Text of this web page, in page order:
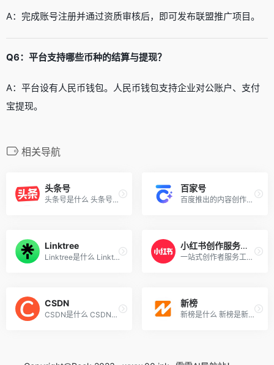
A：完成账号注册并通过资质审核后，即可发布联盟推广项目。
Q6：平台支持哪些币种的结算与提现？
A：平台设有人民币钱包。人民币钱包支持企业对公账户、支付
宝提现。
相关导航
头条号
头条号是什么 头条号是字节跳...
百家号
百度推出的内容创作平台，集...
Linktree
Linktree是什么 Linktree 是...
小红书创作服务平台
一站式创作者服务工作平台
CSDN
CSDN是什么 CSDN（China Soft...
新榜
新榜是什么 新榜是新媒体数据...